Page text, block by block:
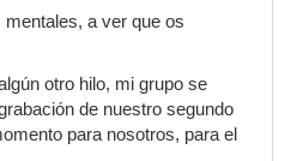
a ver que os
otro hilo, mi grupo se
de nuestro segundo
para nosotros, para el